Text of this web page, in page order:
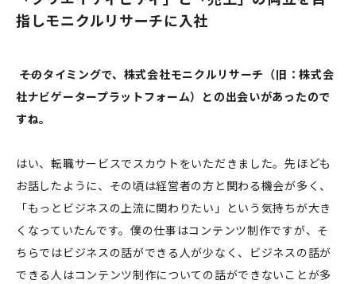
指しモニクルリサーチに入社
――そのタイミングで、株式会社モニクルリサーチ（旧：株式会
社ナビゲータープラットフォーム）との出会いがあったので
すね。
はい、転職サービスでスカウトをいただきました。先ほども
お話したように、その頃は経営者の方と関わる機会が多く、
「もっとビジネスの上流に関わりたい」という気持ちが大き
くなっていたんです。僕の仕事はコンテンツ制作ですが、そ
ちらではビジネスの話ができる人が少なく、ビジネスの話が
できる人はコンテンツ制作についての話ができないことが多